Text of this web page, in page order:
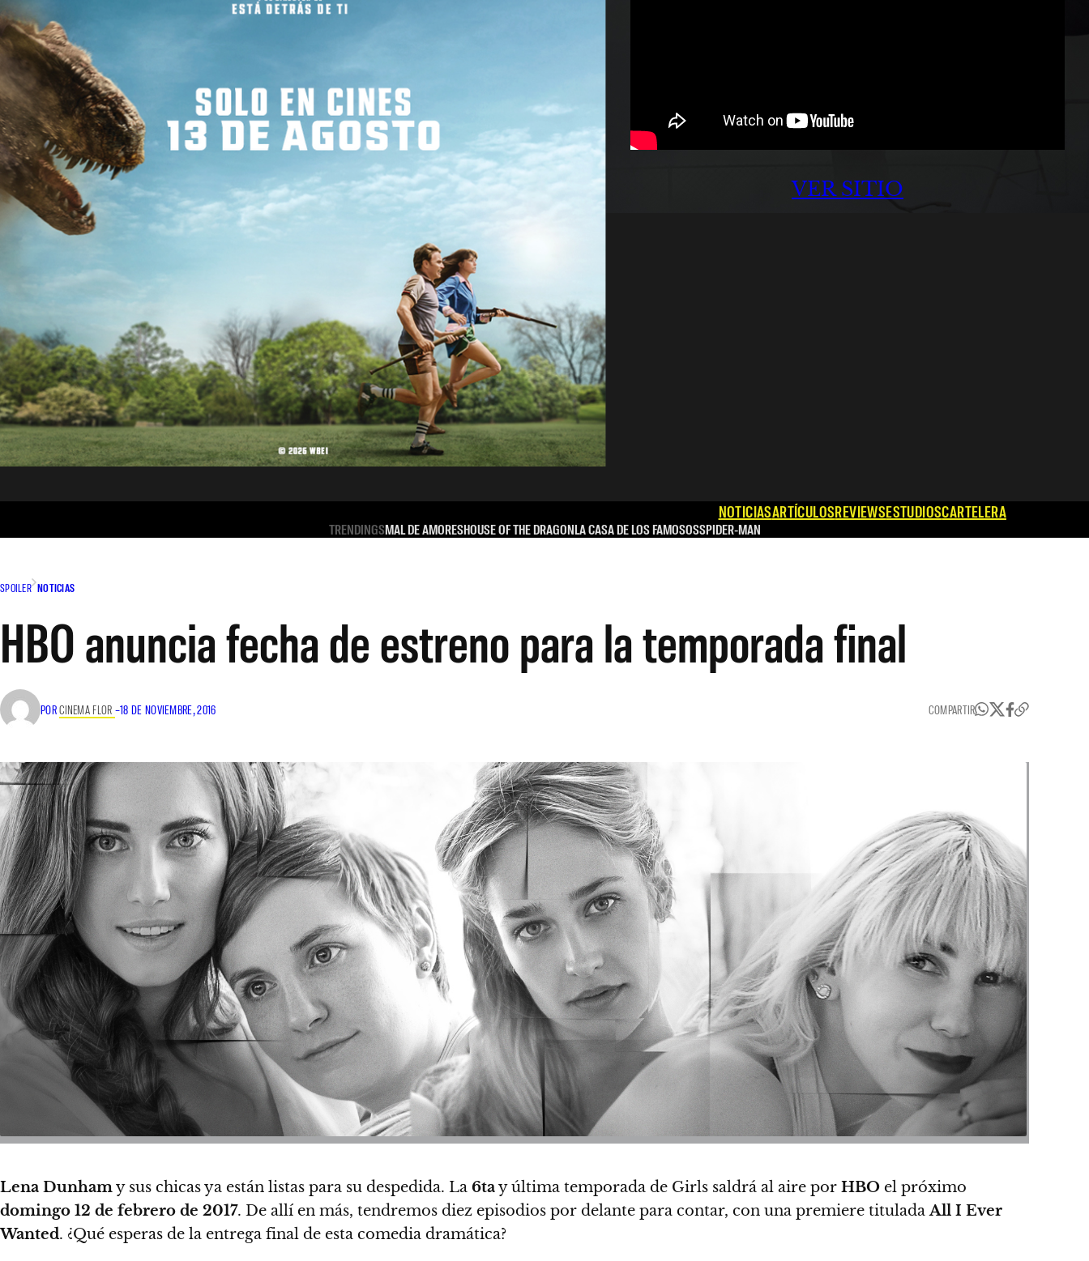
VER SITIO
NOTICIASARTÍCULOSREVIEWSESTUDIOSCARTELERA
TRENDINGSMAL DE AMORESHOUSE OF THE DRAGONLA CASA DE LOS FAMOSOSSPIDER-MAN
SPOILER NOTICIAS
HBO anuncia fecha de estreno para la temporada final
PORCINEMA FLOR –18 DE NOVIEMBRE, 2016 COMPARTIR
Lena Dunhamy sus chicas ya están listas para su despedida. La 6tay última temporada de Girls saldrá al aire por HBO el próximo
domingo 12 de febrero de 2017. De allí en más, tendremos diez episodios por delante para contar, con una premiere tituladaAll I Ever
Wanted. ¿Qué esperas de la entrega final de esta comedia dramática?